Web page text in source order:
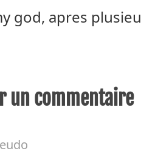
god, apres
un commentaire